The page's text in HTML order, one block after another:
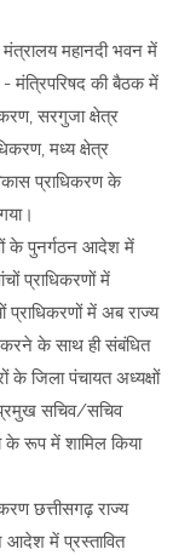
महानदी भवन में
मंत्रिपरिषद की बैठक में
सरगुजा क्षेत्र
मध्य क्षेत्र
प्राधिकरण के
के पुनर्गठन आदेश में
प्राधिकरणों में
प्राधिकरणों में अब राज्य
के साथ ही संबंधित
के जिला पंचायत अध्यक्षों
प्रमुख सचिव/सचिव
के रूप में शामिल किया
छत्तीसगढ़ राज्य
आदेश में प्रस्तावित